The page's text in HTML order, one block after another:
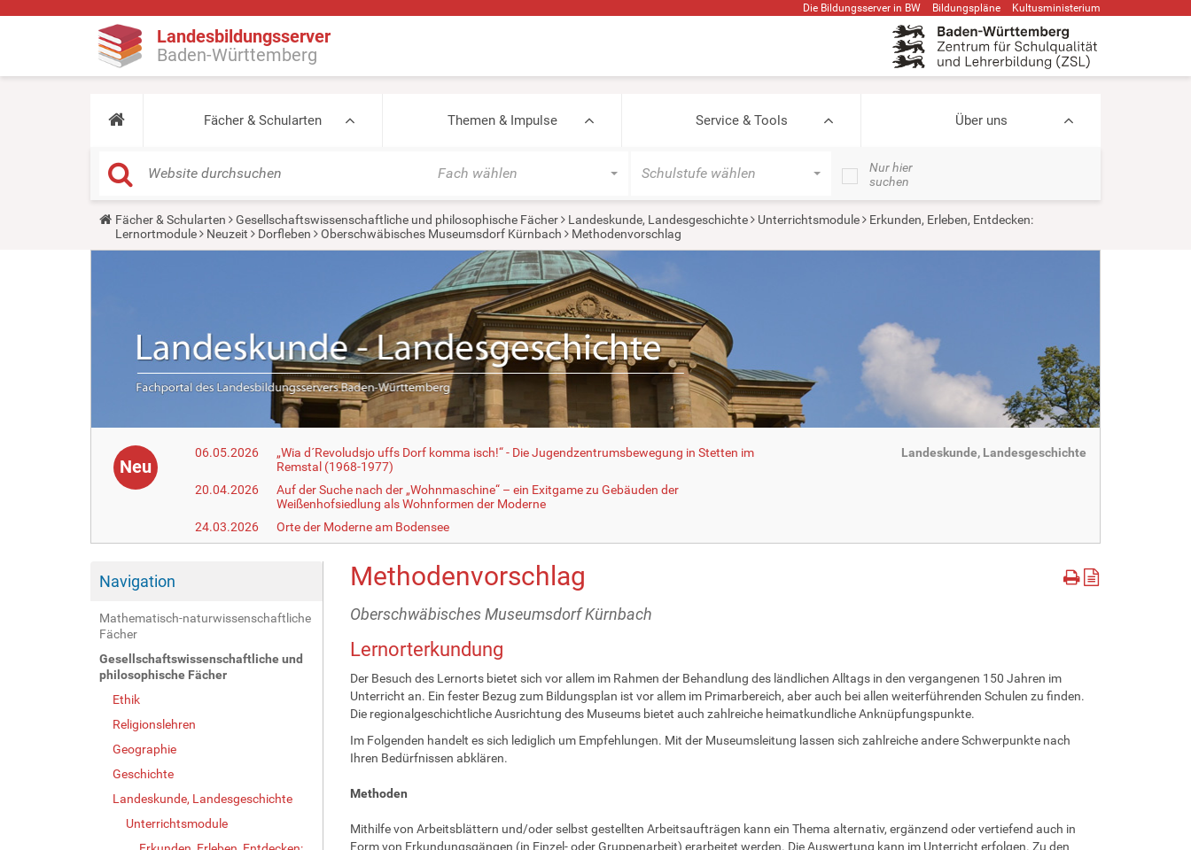
Die Bildungsserver in BW Bildungspläne Kultusministerium
Landesbildungsserver
Baden-Württemberg
Fächer & Schularten Themen & Impulse Service & Tools Über uns
Fach wählen Schulstufe wählen
Nur hier
suchen
Y
u
Fächer & Schularten Gesellschaftswissenschaftliche und philosophische Fächer Landeskunde, Landesgeschichte Unterrichtsmodule
Erkunden, Erleben, Entdecken:
Lernortmodule
Neuzeit Dorfleben Oberschwäbisches Museumsdorf Kürnbach Methodenvorschlag
Neu
06.05.2026
„Wia d´Revoludsjo uffs Dorf komma isch!“ - Die Jugendzentrumsbewegung in Stetten im
Remstal (1968-1977)
20.04.2026
Auf der Suche nach der „Wohnmaschine“ – ein Exitgame zu Gebäuden der
Weißenhofsiedlung als Wohnformen der Moderne
24.03.2026
Orte der Moderne am Bodensee
Landeskunde, Landesgeschichte
Navigation
Mathematisch-naturwissenschaftliche
Fächer
Gesellschaftswissenschaftliche und
philosophische Fächer
Ethik
Religionslehren
Geographie
Geschichte
Landeskunde, Landesgeschichte
Unterrichtsmodule
Methodenvorschlag
Oberschwäbisches Museumsdorf Kürnbach
Lernorterkundung
Der Besuch des Lernorts bietet sich vor allem im Rahmen der Behandlung des ländlichen Alltags in den vergangenen 150 Jahren im
Unterricht an. Ein fester Bezug zum Bildungsplan ist vor allem im Primarbereich, aber auch bei allen weiterführenden Schulen zu finden.
Die regionalgeschichtliche Ausrichtung des Museums bietet auch zahlreiche heimatkundliche Anknüpfungspunkte.
Im Folgenden handelt es sich lediglich um Empfehlungen. Mit der Museumsleitung lassen sich zahlreiche andere Schwerpunkte nach
Ihren Bedürfnissen abklären.
Methoden
Mithilfe von Arbeitsblättern und/oder selbst gestellten Arbeitsaufträgen kann ein Thema alternativ, ergänzend oder vertiefend auch in
Form von Erkundungsgängen (in Einzel- oder Gruppenarbeit) erarbeitet werden. Die Auswertung kann im Unterricht erfolgen. Zu den